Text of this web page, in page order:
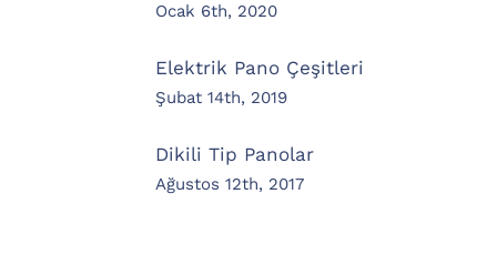
Ocak 6th, 2020
Elektrik Pano Çeşitleri
Şubat 14th, 2019
Dikili Tip Panolar
Ağustos 12th, 2017